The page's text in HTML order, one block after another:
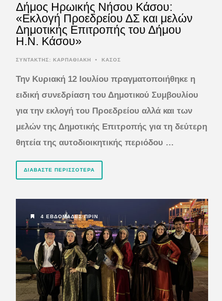
Δήμος Ηρωικής Νήσου Κάσου:
«Εκλογή Προεδρείου ΔΣ και μελών
Δημοτικής Επιτροπής του Δήμου
Η.Ν. Κάσου»
ΣΥΝΤΆΚΤΗΣ: ΚΑΡΠΑΘΙΑΚΗ • ΚΑΣΟΣ
Την Κυριακή 12 Ιουλίου πραγματοποιήθηκε η
ειδική συνεδρίαση του Δημοτικού Συμβουλίου
για την εκλογή του Προεδρείου αλλά και των
μελών της Δημοτικής Επιτροπής για τη δεύτερη
θητεία της αυτοδιοικητικής περιόδου …
ΔΙΑΒΆΣΤΕ ΠΕΡΙΣΣΌΤΕΡΑ
4 ΕΒΔΟΜΆΔΕΣ ΠΡΙΝ